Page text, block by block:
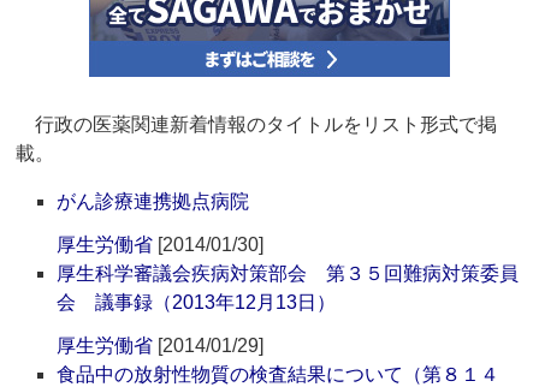
行政の医薬関連新着情報のタイトルをリスト形式で掲
載。
がん診療連携拠点病院
厚生労働省 [2014/01/30]
厚生科学審議会疾病対策部会 第３５回難病対策委員
会 議事録（2013年12月13日）
厚生労働省 [2014/01/29]
食品中の放射性物質の検査結果について（第８１４